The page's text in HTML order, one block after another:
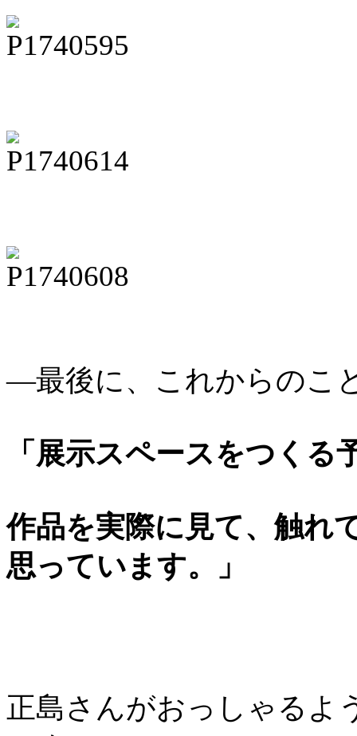
―最後に、これからのこ
「展示スペースをつくる
作品を実際に見て、触れ
思っています。」
正島さんがおっしゃるよ